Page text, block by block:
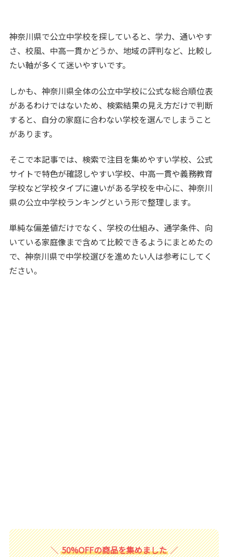
神奈川県で公立中学校を探していると、学力、通いやす
さ、校風、中高一貫かどうか、地域の評判など、比較し
たい軸が多くて迷いやすいです。
しかも、神奈川県全体の公立中学校に公式な総合順位表
があるわけではないため、検索結果の見え方だけで判断
すると、自分の家庭に合わない学校を選んでしまうこと
があります。
そこで本記事では、検索で注目を集めやすい学校、公式
サイトで特色が確認しやすい学校、中高一貫や義務教育
学校など学校タイプに違いがある学校を中心に、神奈川
県の公立中学校ランキングという形で整理します。
単純な偏差値だけでなく、学校の仕組み、通学条件、向
いている家庭像まで含めて比較できるようにまとめたの
で、神奈川県で中学校選びを進めたい人は参考にしてく
ださい。
50%OFFの商品を集めました